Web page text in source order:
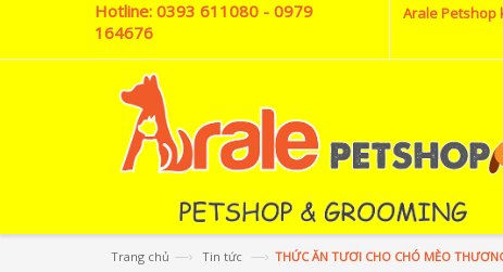
Hotline: 0393 611080 - 0979
164676
Arale Petshop
Trang chủ —› Tin tức —› THỨC ĂN TƯƠI CHO CHÓ MÈO